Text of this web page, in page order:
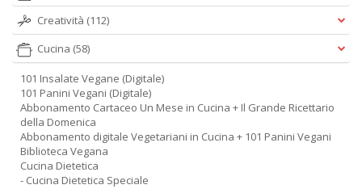
Creatività (112)
Cucina (58)
101 Insalate Vegane (Digitale)
101 Panini Vegani (Digitale)
Abbonamento Cartaceo Un Mese in Cucina + Il Grande Ricettario
della Domenica
Abbonamento digitale Vegetariani in Cucina + 101 Panini Vegani
Biblioteca Vegana
Cucina Dietetica
- Cucina Dietetica Speciale